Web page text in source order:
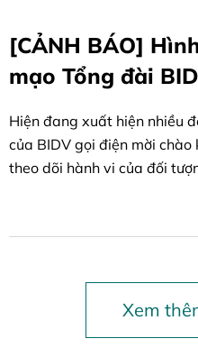
[CẢNH BÁO]
mạo Tổng đài
Hiện đang xuất hiện nhiều
của BIDV gọi điện mời
theo dõi hành vi của đối
Xem